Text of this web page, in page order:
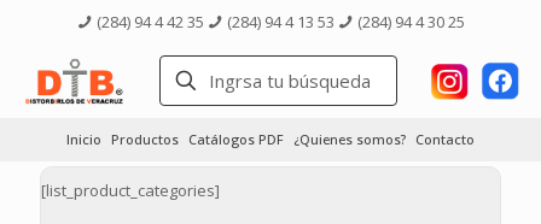
(284) 94 4 42 35 (284) 94 4 13 53 (284) 94 4 30 25
Inicio Productos Catálogos PDF ¿Quienes somos? Contacto
[list_product_categories]